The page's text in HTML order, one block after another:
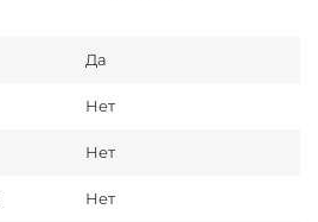
Да
Нет
Нет
Нет